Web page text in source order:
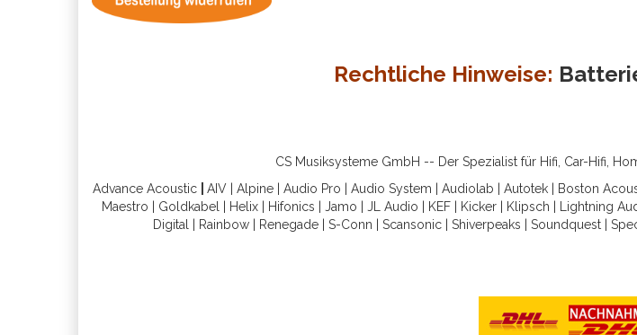
Rechtliche Hinweise:
CS Musiksysteme GmbH -- Der Spezialist für Hifi, Car-Hifi,
Advance Acoustic
AIV Alpine Audio Pro Audio System Audiolab Autotek Boston
Maestro
Goldkabel Helix| Hifonics Jamo JL Audio KEF| Kicker| Klipsch Lightning
Digital
Rainbow Renegade S-Conn Scansonic Shiverpeaks Soundquest